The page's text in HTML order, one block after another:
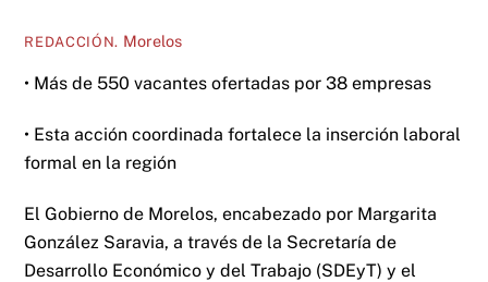
REDACCIÓN. Morelos
• Más de 550 vacantes ofertadas por 38 empresas
• Esta acción coordinada fortalece la inserción laboral
formal en la región
El Gobierno de Morelos, encabezado por Margarita
González Saravia, a través de la Secretaría de
Desarrollo Económico y del Trabajo (SDEyT) y el